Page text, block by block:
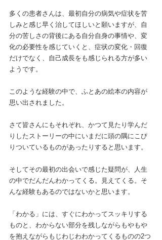
多くの患者さんは、最初自分の病気や症状を苦
しみと感じ早く治してほしいと願いますが、自
分の苦しさの背後にある自分自身の事情や、変
化の必要性を感じていくと、症状の変化・回復
だけでなく、自己成長をも感じられる方が多い
ようです。
このような経験の中で、ふとあの絵本の内容が
思い出されました。
さて皆さんにもそれぞれ、かつて見たり学んだ
りしたストーリーの中にいまだに頭の隅にこび
りついているものがあったりすると思います。
そしてその最初の出会いで感じた疑問が、人生
の中でだんだんわかってくる。見えてくる。そ
んな経験もあるのではないかと思います。
「わかる」には、すぐにわかってスッキリする
ものと、わからない部分を残しながらもやもや
を抱えながらもじわじわわかってくるものの2つ